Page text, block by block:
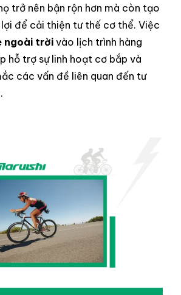
trở nên bận rộn hơn mà còn tạo
để cải thiện tư thế cơ thể. Việc
ngoài trời vào lịch trình hàng
hỗ trợ sự linh hoạt cơ bắp và
các vấn đề liên quan đến tư